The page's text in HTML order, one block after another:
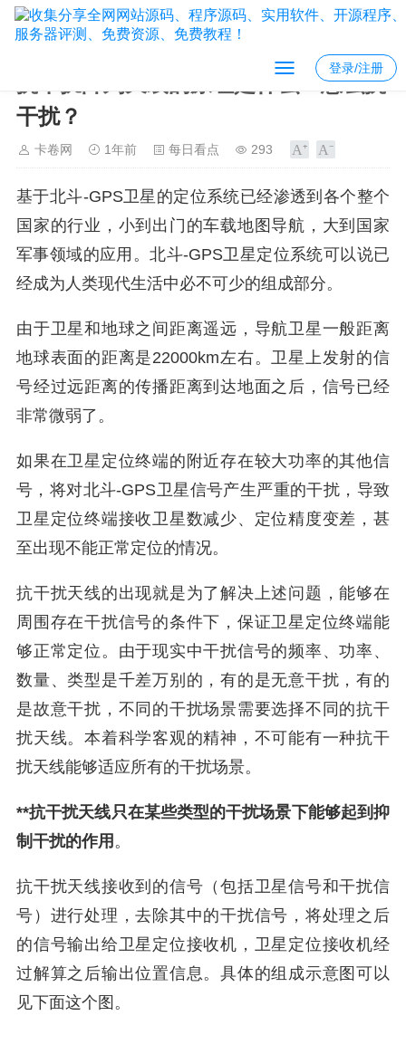
登录/注册
抗干扰阵列天线的原理是什么？怎么抗
干扰？
卡卷网 1年前 每日看点 293
基于北斗-GPS卫星的定位系统已经渗透到各个整个
国家的行业，小到出门的车载地图导航，大到国家
军事领域的应用。北斗-GPS卫星定位系统可以说已
经成为人类现代生活中必不可少的组成部分。
由于卫星和地球之间距离遥远，导航卫星一般距离
地球表面的距离是22000km左右。卫星上发射的信
号经过远距离的传播距离到达地面之后，信号已经
非常微弱了。
如果在卫星定位终端的附近存在较大功率的其他信
号，将对北斗-GPS卫星信号产生严重的干扰，导致
卫星定位终端接收卫星数减少、定位精度变差，甚
至出现不能正常定位的情况。
抗干扰天线的出现就是为了解决上述问题，能够在
周围存在干扰信号的条件下，保证卫星定位终端能
够正常定位。由于现实中干扰信号的频率、功率、
数量、类型是千差万别的，有的是无意干扰，有的
是故意干扰，不同的干扰场景需要选择不同的抗干
扰天线。本着科学客观的精神，不可能有一种抗干
扰天线能够适应所有的干扰场景。
**抗干扰天线只在某些类型的干扰场景下能够起到抑
制干扰的作用 。
抗干扰天线接收到的信号（包括卫星信号和干扰信
号）进行处理，去除其中的干扰信号，将处理之后
的信号输出给卫星定位接收机，卫星定位接收机经
过解算之后输出位置信息。具体的组成示意图可以
见下面这个图。